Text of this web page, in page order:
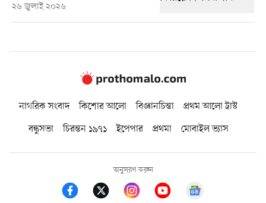
২৬ জুলাই ২০২৬
নাগরিক সংবাদ কিশোর আলো বিজ্ঞানচিন্তা
প্রথম আলো ট্রাস্ট
বন্ধুসভা
চিরন্তন ১৯৭১ ইপেপার প্রথমা মোবাইল ভ্যাস
অনুসরণ করুন